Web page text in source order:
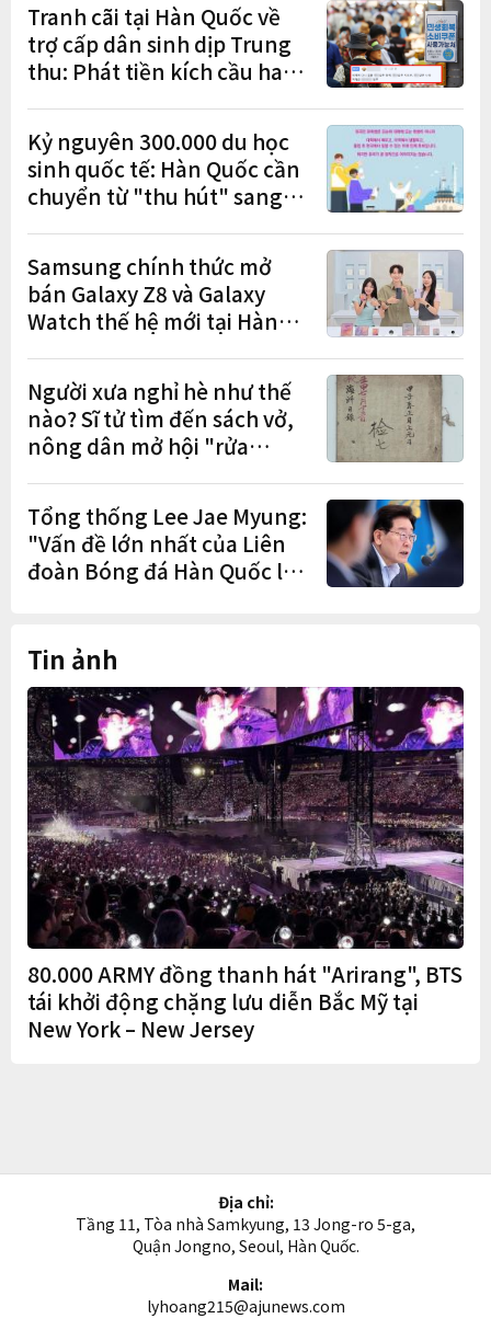
Tranh cãi tại Hàn Quốc về
trợ cấp dân sinh dịp Trung
thu: Phát tiền kích cầu hay
Kỷ nguyên 300.000 du học
sinh quốc tế: Hàn Quốc cần
chuyển từ "thu hút" sang
Samsung chính thức mở
bán Galaxy Z8 và Galaxy
Watch thế hệ mới tại Hàn
đơn đặt trước
Người xưa nghỉ hè như thế
nào? Sĩ tử tìm đến sách vở,
nông dân mở hội "rửa
Tổng thống Lee Jae Myung:
"Vấn đề lớn nhất của Liên
đoàn Bóng đá Hàn Quốc là
Tin ảnh
80.000 ARMY đồng thanh hát "Arirang", BTS
tái khởi động chặng lưu diễn Bắc Mỹ tại
New York – New Jersey
Địa chỉ:
Tầng 11, Tòa nhà Samkyung, 13 Jong-ro 5-ga,
Quận Jongno, Seoul, Hàn Quốc.
Mail:
lyhoang215@ajunews.com